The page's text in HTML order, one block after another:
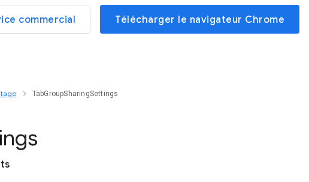
commercial Télécharger le navigateur Chrome
TabGroupSharingSettings